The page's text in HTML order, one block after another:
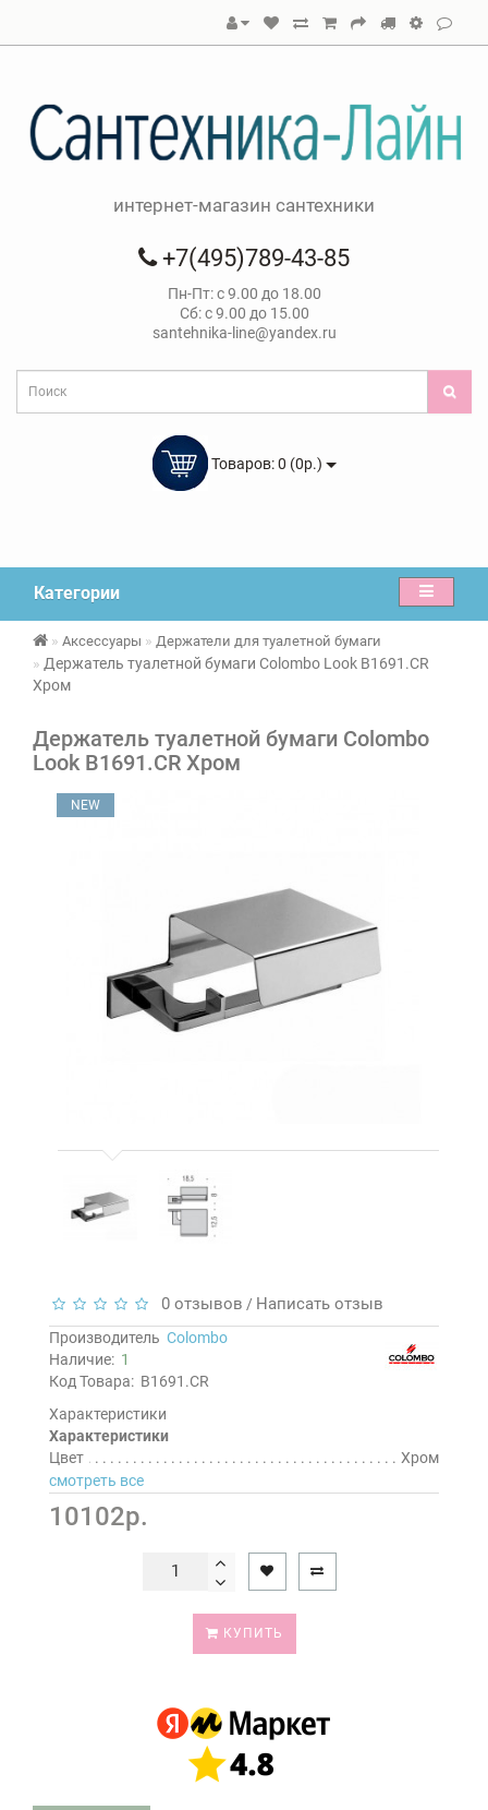
интернет-магазин сантехники
+7(495)789-43-85
Пн-Пт: с 9.00 до 18.00
Сб: с 9.00 до 15.00
santehnika-line@yandex.ru
Товаров: 0 (0р.)
Категории
Аксессуары Держатели для туалетной бумаги
Держатель туалетной бумаги Colombo Look B1691.CR
Хром
Держатель туалетной бумаги Colombo
Look B1691.CR Хром
NEW
0 отзывов / Написать отзыв
Производитель Colombo
Наличие: 1
Код Товара: B1691.CR
Характеристики
Характеристики
Цвет
Хром
смотреть все
10102р.
КУПИТЬ